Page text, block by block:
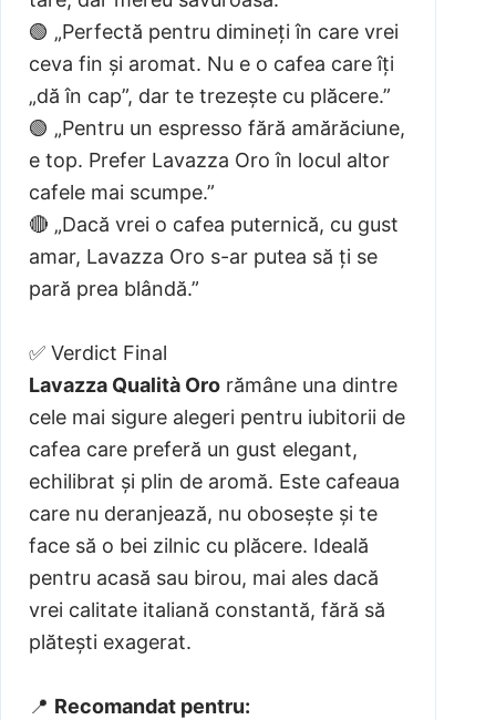
🟢 „Perfectă pentru dimineți în care vrei
ceva fin și aromat. Nu e o cafea care îți
„dă în cap”, dar te trezește cu plăcere.”
🟢 „Pentru un espresso fără amărăciune,
e top. Prefer Lavazza Oro în locul altor
cafele mai scumpe.”
🔴 „Dacă vrei o cafea puternică, cu gust
amar, Lavazza Oro s-ar putea să ți se
pară prea blândă.”
✅ Verdict Final
Lavazza Qualità Oro rămâne una dintre
cele mai sigure alegeri pentru iubitorii de
cafea care preferă un gust elegant,
echilibrat și plin de aromă. Este cafeaua
care nu deranjează, nu obosește și te
face să o bei zilnic cu plăcere. Ideală
pentru acasă sau birou, mai ales dacă
vrei calitate italiană constantă, fără să
plătești exagerat.
📍 Recomandat pentru: